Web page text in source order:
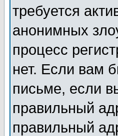
требуется
анонимных
процесс
нет. Если вам
письме, если
правильный
правильный